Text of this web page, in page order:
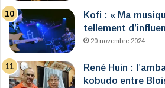
Kofi : « Ma
tellement
20 novembre 2024
René Huin :
kobudo entre